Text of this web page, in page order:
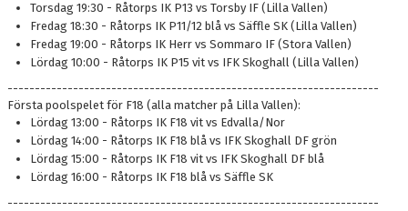
Torsdag 19:30 - Råtorps IK P13 vs Torsby IF (Lilla Vallen)
Fredag 18:30 - Råtorps IK P11/12 blå vs Säffle SK (Lilla Vallen)
Fredag 19:00 - Råtorps IK Herr vs Sommaro IF (Stora Vallen)
Lördag 10:00 - Råtorps IK P15 vit vs IFK Skoghall (Lilla Vallen)
--------------------------------------------------------------------
Första poolspelet för F18 (alla matcher på Lilla Vallen):
Lördag 13:00 - Råtorps IK F18 vit vs Edvalla/Nor
Lördag 14:00 - Råtorps IK F18 blå vs IFK Skoghall DF grön
Lördag 15:00 - Råtorps IK F18 vit vs IFK Skoghall DF blå
Lördag 16:00 - Råtorps IK F18 blå vs Säffle SK
--------------------------------------------------------------------